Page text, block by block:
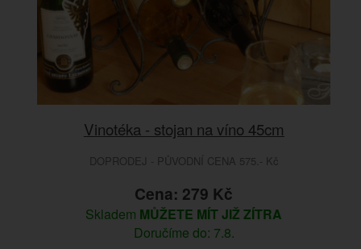
Vinotéka - stojan na víno 45cm
DOPRODEJ - PŮVODNÍ CENA 575.- Kč
Cena: 279 Kč
Skladem MŮŽETE MÍT JIŽ ZÍTRA
Doručíme do: 7.8.